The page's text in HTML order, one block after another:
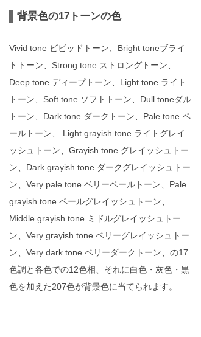
背景色の17トーンの色
Vivid tone ビビッドトーン、Bright toneブライ
トトーン、Strong tone ストロングトーン、
Deep tone ディープトーン、Light tone ライト
トーン、Soft tone ソフトトーン、Dull toneダル
トーン、Dark tone ダークトーン、Pale tone ペ
ールトーン、 Light grayish tone ライトグレイ
ッシュトーン、Grayish tone グレイッシュトー
ン、Dark grayish tone ダークグレイッシュトー
ン、Very pale tone ベリーペールトーン、Pale
grayish tone ペールグレイッシュトーン、
Middle grayish tone ミドルグレイッシュトー
ン、Very grayish tone ベリーグレイッシュトー
ン、Very dark tone ベリーダークトーン、の17
色調と各色での12色相、それに白色・灰色・黒
色を加えた207色が背景色に当てられます。